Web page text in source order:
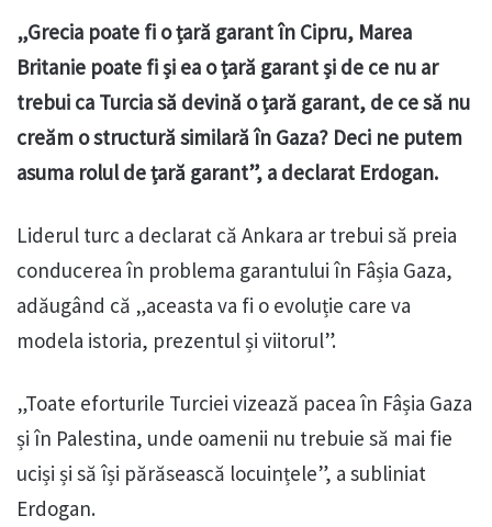
„Grecia poate fi o țară garant în Cipru, Marea
Britanie poate fi și ea o țară garant și de ce nu ar
trebui ca Turcia să devină o țară garant, de ce să nu
creăm o structură similară în Gaza? Deci ne putem
asuma rolul de țară garant”, a declarat Erdogan.
Liderul turc a declarat că Ankara ar trebui să preia
conducerea în problema garantului în Fâșia Gaza,
adăugând că „aceasta va fi o evoluție care va
modela istoria, prezentul și viitorul”.
„Toate eforturile Turciei vizează pacea în Fâșia Gaza
și în Palestina, unde oamenii nu trebuie să mai fie
uciși și să își părăsească locuințele”, a subliniat
Erdogan.